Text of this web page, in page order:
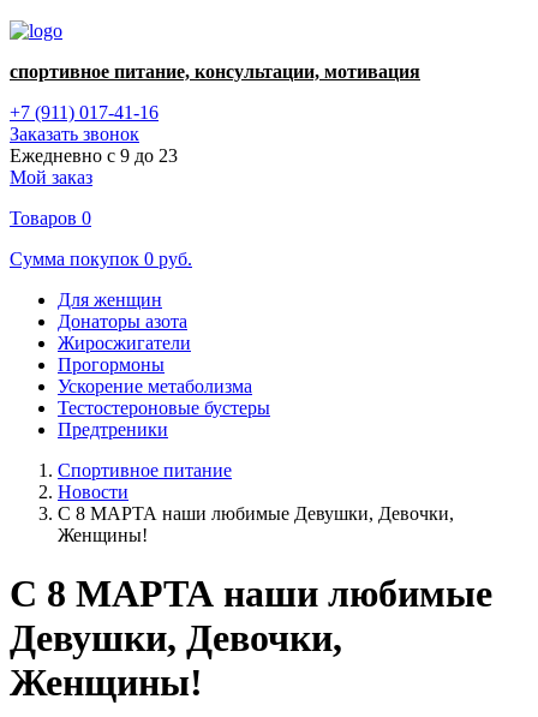
спортивное питание, консультации, мотивация
+7 (911) 017-41-16
Заказать звонок
Ежедневно с 9 до 23
Мой заказ
Товаров 0
Сумма покупок 0 руб.
Для женщин
Донаторы азота
Жиросжигатели
Прогормоны
Ускорение метаболизма
Тестостероновые бустеры
Предтреники
Спортивное питание
Новости
С 8 МАРТА наши любимые Девушки, Девочки,
Женщины!
С 8 МАРТА наши любимые
Девушки, Девочки,
Женщины!